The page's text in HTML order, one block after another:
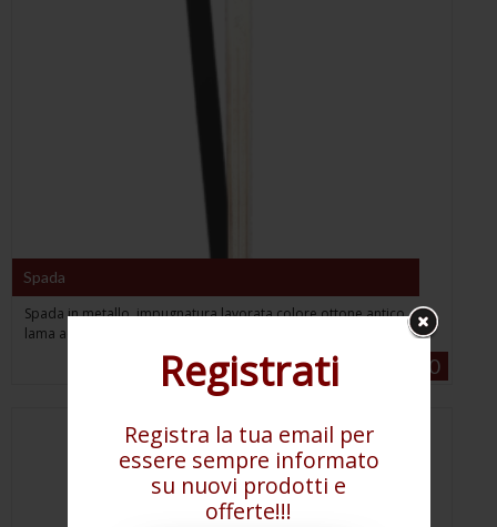
Registrati
Registra la tua email per
essere sempre informato
su nuovi prodotti e
offerte!!!
Spada
Spada in metallo impugnatura lavorata colore ottone antico,
lama acciaio (dim. h 75 cm)
€ 29,50